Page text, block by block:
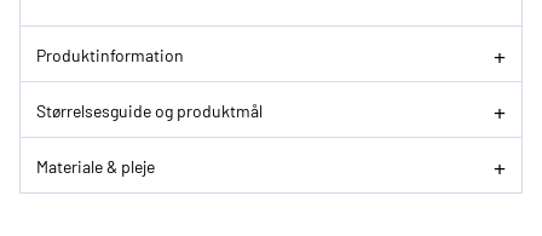
Produktinformation
Størrelsesguide og produktmål
Materiale & pleje